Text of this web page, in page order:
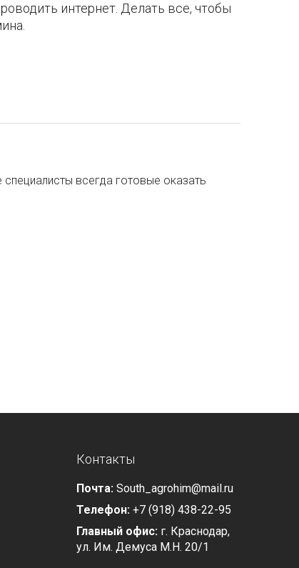
интернет. Делать все, чтобы
всегда готовые оказать
Контакты
Почта: South_agrohim@mail.ru
Телефон: +7 (918) 438-22-95
Главный офис: г. Краснодар,
ул. Им. Демуса М.Н. 20/1